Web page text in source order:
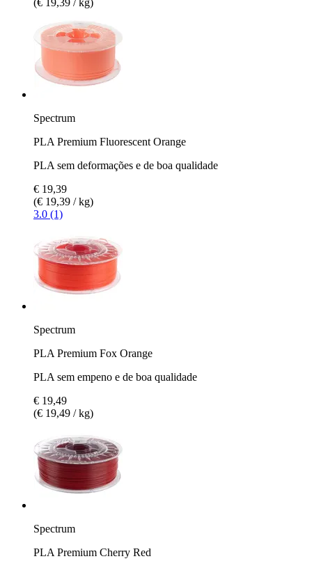
Spectrum
PLA Premium Fluorescent Orange
PLA sem deformações e de boa qualidade
€ 19,39
(€ 19,39 / kg)
3.0 (1)
Spectrum
PLA Premium Fox Orange
PLA sem empeno e de boa qualidade
€ 19,49
(€ 19,49 / kg)
Spectrum
PLA Premium Cherry Red